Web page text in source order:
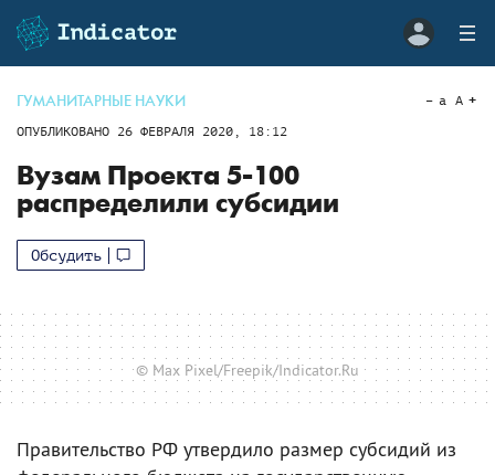
ГУМАНИТАРНЫЕ НАУКИ
ОПУБЛИКОВАНО 26 ФЕВРАЛЯ 2020, 18:12
a A
Вузам Проекта 5-100
распределили субсидии
Обсудить
© Max Pixel/Freepik/Indicator.Ru
Правительство РФ утвердило размер субсидий из